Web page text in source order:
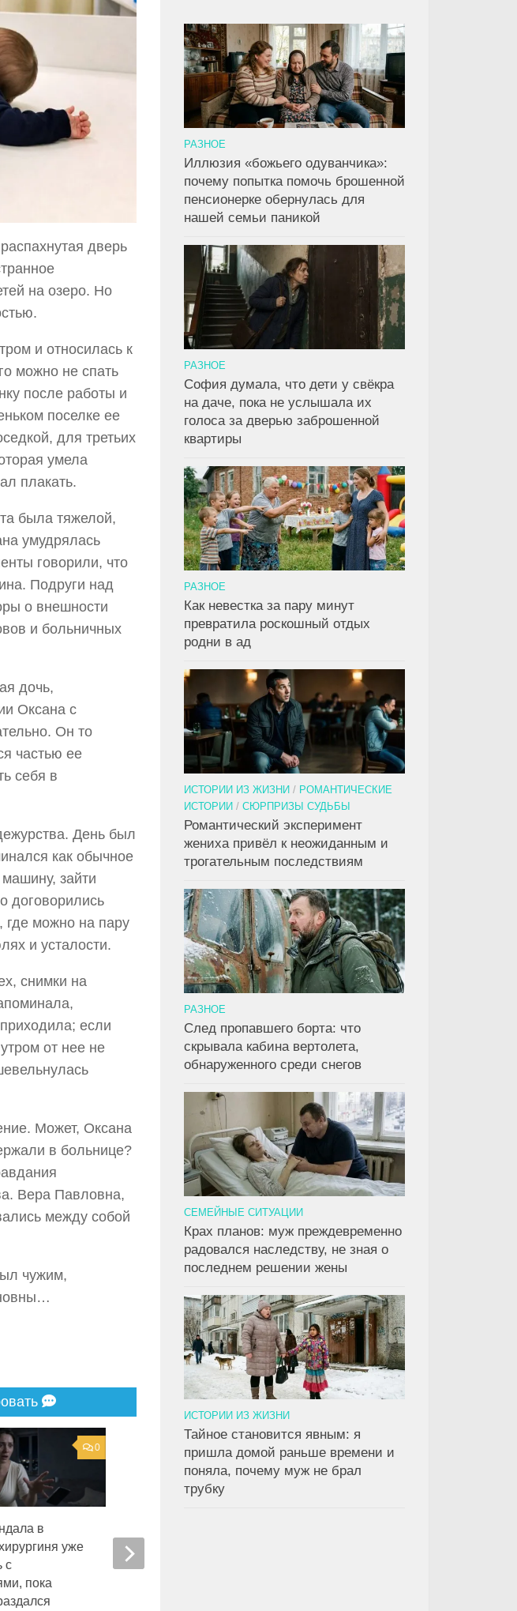
дверь
на озеро. Но
и относилась к
можно не спать
после работы и
поселке ее
для третьих
умела
плакать.
была тяжелой,
умудрялась
говорили, что
Подруги над
о внешности
и больничных
дочь,
Оксана с
Он то
частью ее
себя в
День был
как обычное
зайти
договорились
можно на пару
и усталости.
снимки на
если
от нее не
Может, Оксана
в больнице?
Вера Павловна,
между собой
чужим,
0
в
уже
с
пока
0
продала джип мужа-
солдата, пока тот был на
РАЗНОЕ
Иллюзия «божьего одуванчика»:
почему попытка помочь брошенной
пенсионерке обернулась для
нашей семьи паникой
РАЗНОЕ
София думала, что дети у свёкра
на даче, пока не услышала их
голоса за дверью заброшенной
квартиры
РАЗНОЕ
Как невестка за пару минут
превратила роскошный отдых
родни в ад
ИСТОРИИ ИЗ ЖИЗНИ / РОМАНТИЧЕСКИЕ
ИСТОРИИ / СЮРПРИЗЫ СУДЬБЫ
Романтический эксперимент
жениха привёл к неожиданным и
трогательным последствиям
РАЗНОЕ
След пропавшего борта: что
скрывала кабина вертолета,
обнаруженного среди снегов
СЕМЕЙНЫЕ СИТУАЦИИ
Крах планов: муж преждевременно
радовался наследству, не зная о
последнем решении жены
ИСТОРИИ ИЗ ЖИЗНИ
Тайное становится явным: я
пришла домой раньше времени и
поняла, почему муж не брал
трубку